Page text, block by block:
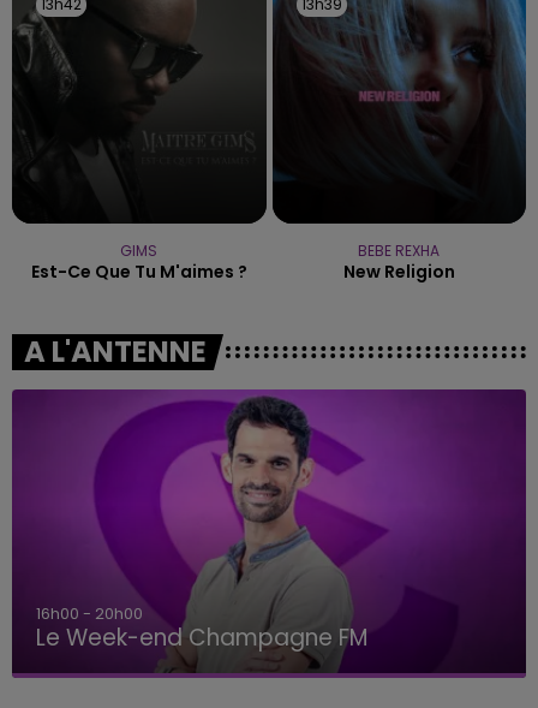
13h42
13h42
GIMS
Est-Ce Que Tu M'aimes ?
13h39
13h39
BEBE REXHA
New Religion
A L'ANTENNE
16h00 - 20h00
Le Week-end Champagne FM